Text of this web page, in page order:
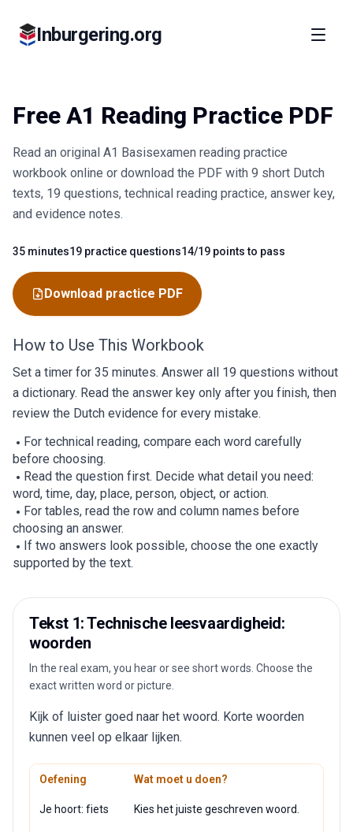
Inburgering.org
Free A1 Reading Practice PDF
Read an original A1 Basisexamen reading practice
workbook online or download the PDF with 9 short Dutch
texts, 19 questions, technical reading practice, answer key,
and evidence notes.
Fact
35 minutes
Fact
19 practice questions
Fact
14/19 points to pass
Download practice PDF
How to Use This Workbook
Set a timer for 35 minutes. Answer all 19 questions without
a dictionary. Read the answer key only after you finish, then
review the Dutch evidence for every mistake.
For technical reading, compare each word carefully
before choosing.
Read the question first. Decide what detail you need:
word, time, day, place, person, object, or action.
For tables, read the row and column names before
choosing an answer.
If two answers look possible, choose the one exactly
supported by the text.
Tekst 1: Technische leesvaardigheid:
woorden
In the real exam, you hear or see short words. Choose the
exact written word or picture.
Kijk of luister goed naar het woord. Korte woorden
kunnen veel op elkaar lijken.
Oefening Wat moet u doen?
Je hoort: fiets Kies het juiste geschreven woord.